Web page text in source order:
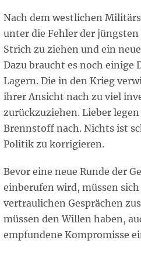
Nach dem westlichen
unter die Fehler der
Strich zu ziehen und ein
Dazu braucht es noch einige
Lagern. Die in den Krieg
ihrer Ansicht nach zu viel
zurückzuziehen. Lieber
Brennstoff nach. Nichts ist
Politik zu korrigieren.
Bevor eine neue Runde der
einberufen wird, müssen
vertraulichen Gesprächen
müssen den Willen haben,
empfundene Kompromisse